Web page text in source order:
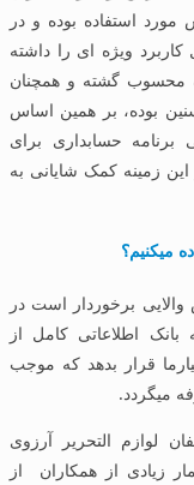
استفاده بوده و در
ویژه ای را داشته
محسوب گشته و همچنان
بوده، بر همین اساس
حسابداری برای
زمینه کمک شایانی به
میکنیم؟
برخوردار است در
اطلاعاتی کامل از
قرار بدهد که موجب
میگردد.
لوازم التحریر آرزوی
زیادی از همکاران از